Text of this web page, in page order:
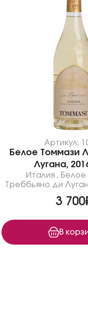
Артикул:
Белое Томмази
Лугана,
Италия, Белое
Треббьяно ди
3
В